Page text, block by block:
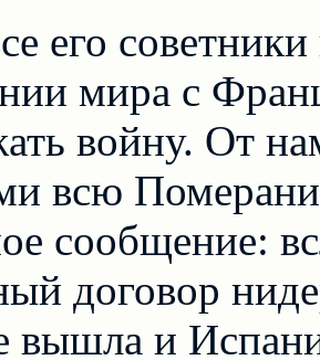
его
мира с
войну. От
всю
сообщение:
договор
вышла и